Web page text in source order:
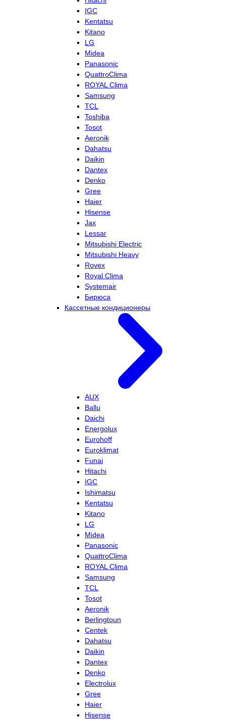
IGC
Kentatsu
Kitano
LG
Midea
Panasonic
QuattroClima
ROYAL Clima
Samsung
TCL
Toshiba
Tosot
Aeronik
Dahatsu
Daikin
Dantex
Denko
Gree
Haier
Hisense
Jax
Lessar
Mitsubishi Electric
Mitsubishi Heavy
Rovex
Royal Clima
Systemair
Бирюса
Кассетные кондиционеры
AUX
Ballu
Daichi
Energolux
Eurohoff
Euroklimat
Funai
Hitachi
IGC
Ishimatsu
Kentatsu
Kitano
LG
Midea
Panasonic
QuattroClima
ROYAL Clima
Samsung
TCL
Tosot
Aeronik
Berlingtoun
Centek
Dahatsu
Daikin
Dantex
Denko
Electrolux
Gree
Haier
Hisense